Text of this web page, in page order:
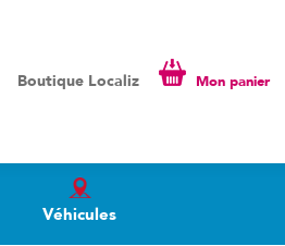
Boutique Localiz Mon panier
Véhicules